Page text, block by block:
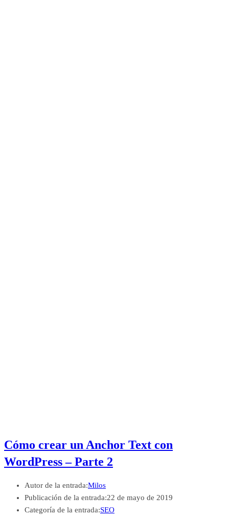
Cómo crear un Anchor Text con
WordPress – Parte 2
Autor de la entrada:Milos
Publicación de la entrada:22 de mayo de 2019
Categoría de la entrada:SEO